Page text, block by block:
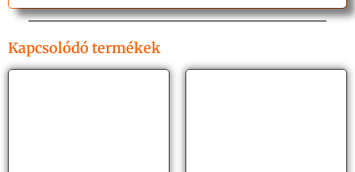
Kapcsolódó termékek